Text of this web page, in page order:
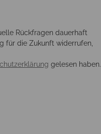
Rückfragen dauerhaft
für die Zukunft widerrufen,
gelesen haben.